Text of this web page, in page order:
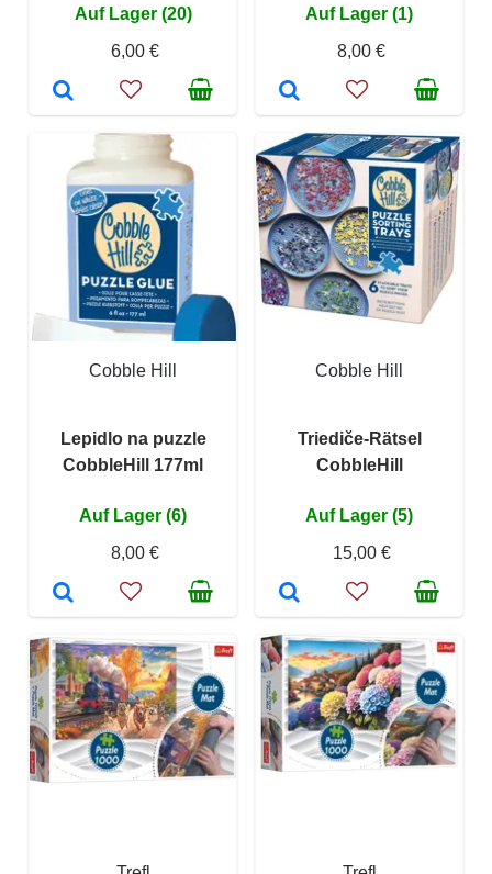
Auf Lager (20)
6,00 €
Auf Lager (1)
8,00 €
Cobble Hill
Lepidlo na puzzle
CobbleHill 177ml
Auf Lager (6)
8,00 €
Cobble Hill
Triediče-Rätsel
CobbleHill
Auf Lager (5)
15,00 €